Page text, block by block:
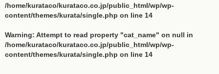
/home/kurataco/kurataco.co.jp/public_html/wp/wp-
content/themes/kurata/single.php on line 14
Warning: Attempt to read property "cat_name" on null in
/home/kurataco/kurataco.co.jp/public_html/wp/wp-
content/themes/kurata/single.php on line 14